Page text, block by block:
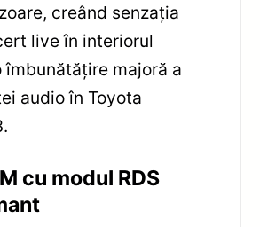
creând senzația
live în interiorul
îmbunătățire majoră a
audio în Toyota
cu modul RDS